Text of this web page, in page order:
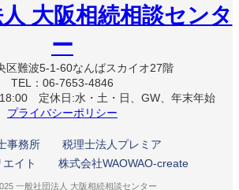
大阪相続相談センタ
ー
区難波5-1-60なんばスカイオ27階
TEL：06-7653-4846
定休日:水・土・日、GW、年末年始
プライバシーポリシー
事務所
税理士法人プレミア
イト
株式会社WAOWAO-create
一般社団法人 大阪相続相談センター